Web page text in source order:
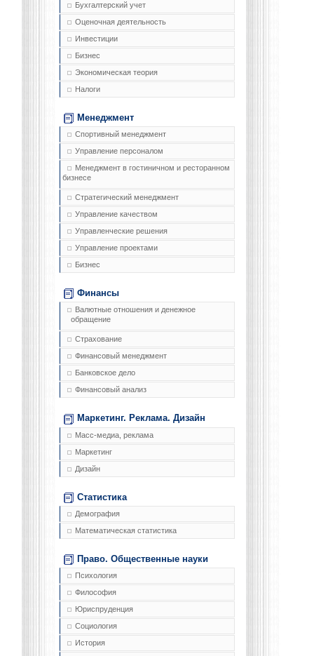
Бухгалтерский учет
Оценочная деятельность
Инвестиции
Бизнес
Экономическая теория
Налоги
Менеджмент
Спортивный менеджмент
Управление персоналом
Менеджмент в гостиничном и ресторанном
бизнесе
Стратегический менеджмент
Управление качеством
Управленческие решения
Управление проектами
Бизнес
Финансы
Валютные отношения и денежное
обращение
Страхование
Финансовый менеджмент
Банковское дело
Финансовый анализ
Маркетинг. Реклама. Дизайн
Масс-медиа, реклама
Маркетинг
Дизайн
Статистика
Демография
Математическая статистика
Право. Общественные науки
Психология
Философия
Юриспруденция
Социология
История